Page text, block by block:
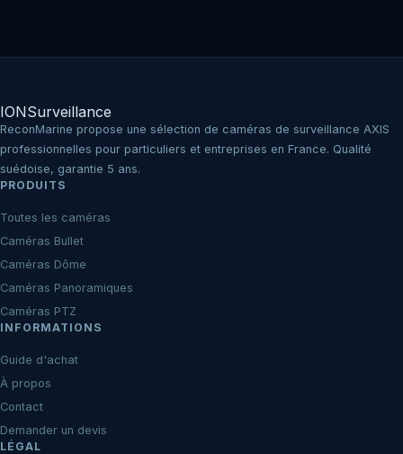
IONSurveillance
ReconMarine propose une sélection de caméras de surveillance AXIS
professionnelles pour particuliers et entreprises en France. Qualité
suédoise, garantie 5 ans.
PRODUITS
Toutes les caméras
Caméras Bullet
Caméras Dôme
Caméras Panoramiques
Caméras PTZ
INFORMATIONS
Guide d'achat
À propos
Contact
Demander un devis
LÉGAL